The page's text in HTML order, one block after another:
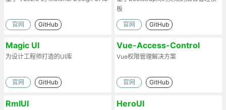
官网 GitHub
板
官网 GitHub
Magic UI
为设计工程师打造的UI库
官网 GitHub
Vue-Access-Control
Vue权限管理解决方案
官网 GitHub
RmlUI HeroUI